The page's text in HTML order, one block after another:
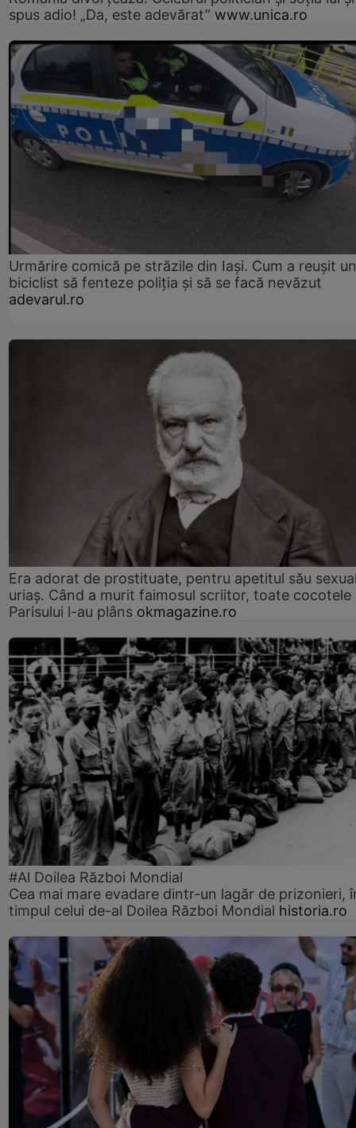
spus adio! „Da, este adevărat” www.unica.ro
Urmărire comică pe străzile din Iași. Cum a reușit un
biciclist să fenteze poliția și să se facă nevăzut
adevarul.ro
Era adorat de prostituate, pentru apetitul său
uriaș. Când a murit faimosul scriitor, toate cocotele
Parisului l-au plâns okmagazine.ro
#Al Doilea Război Mondial
Cea mai mare evadare dintr-un lagăr de prizonieri,
timpul celui de-al Doilea Război Mondial historia.ro